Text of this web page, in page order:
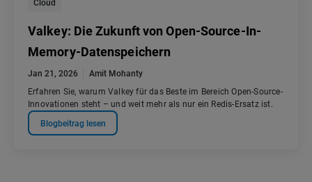
Cloud
Valkey: Die Zukunft von Open-Source-In-
Memory-Datenspeichern
Jan 21, 2026
Amit Mohanty
Erfahren Sie, warum Valkey für das Beste im Bereich Open-Source-
Innovationen steht – und weit mehr als nur ein Redis-Ersatz ist.
Blogbeitrag lesen